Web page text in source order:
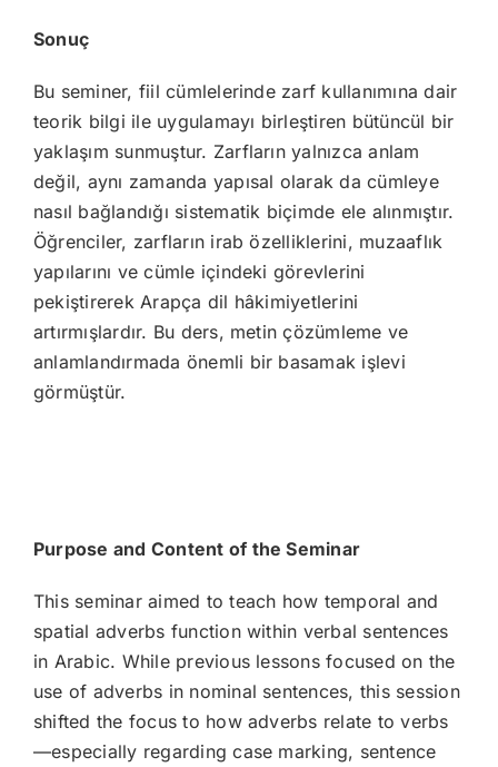
Sonuç
Bu seminer, fiil cümlelerinde zarf kullanımına dair
teorik bilgi ile uygulamayı birleştiren bütüncül bir
yaklaşım sunmuştur. Zarfların yalnızca anlam
değil, aynı zamanda yapısal olarak da cümleye
nasıl bağlandığı sistematik biçimde ele alınmıştır.
Öğrenciler, zarfların irab özelliklerini, muzaaflık
yapılarını ve cümle içindeki görevlerini
pekiştirerek Arapça dil hâkimiyetlerini
artırmışlardır. Bu ders, metin çözümleme ve
anlamlandırmada önemli bir basamak işlevi
görmüştür.
Purpose and Content of the Seminar
This seminar aimed to teach how temporal and
spatial adverbs function within verbal sentences
in Arabic. While previous lessons focused on the
use of adverbs in nominal sentences, this session
shifted the focus to how adverbs relate to verbs
—especially regarding case marking, sentence